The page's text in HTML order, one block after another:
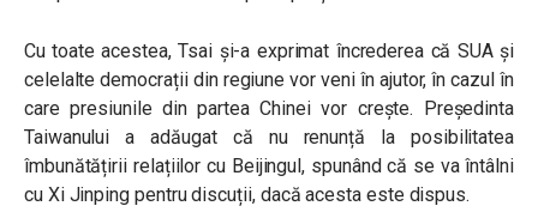
Cu toate acestea, Tsai și-a exprimat încrederea că SUA și
celelalte democrații din regiune vor veni în ajutor, în cazul în
care presiunile din partea Chinei vor crește. Președinta
Taiwanului a adăugat că nu renunță la posibilitatea
îmbunătățirii relațiilor cu Beijingul, spunând că se va întâlni
cu Xi Jinping pentru discuții, dacă acesta este dispus.